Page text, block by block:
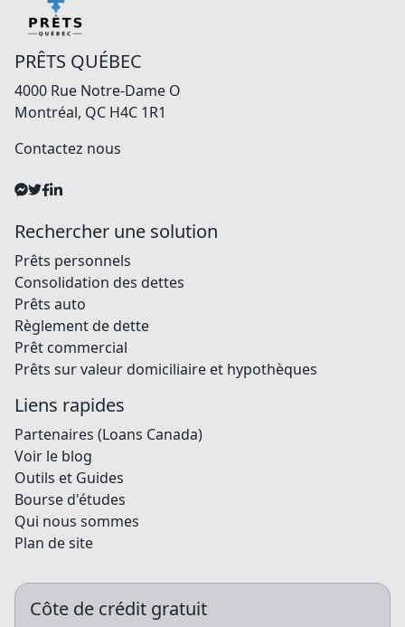
PRÊTS QUÉBEC
4000 Rue Notre-Dame O
Montréal, QC H4C 1R1
Contactez nous
Rechercher une solution
Prêts personnels
Consolidation des dettes
Prêts auto
Règlement de dette
Prêt commercial
Prêts sur valeur domiciliaire et hypothèques
Liens rapides
Partenaires (Loans Canada)
Voir le blog
Outils et Guides
Bourse d'études
Qui nous sommes
Plan de site
Côte de crédit gratuit